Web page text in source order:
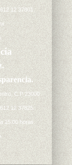
12 37801.
C.P 23000
12 37825.
15:00 horas.